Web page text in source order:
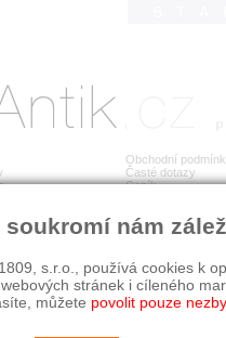
Obchodní
Časté dotazy
Ceník
položky č. 179 648
soukromí nám
s.r.o., používá cookies k
stránek i cíleného
můžete povolit pouze